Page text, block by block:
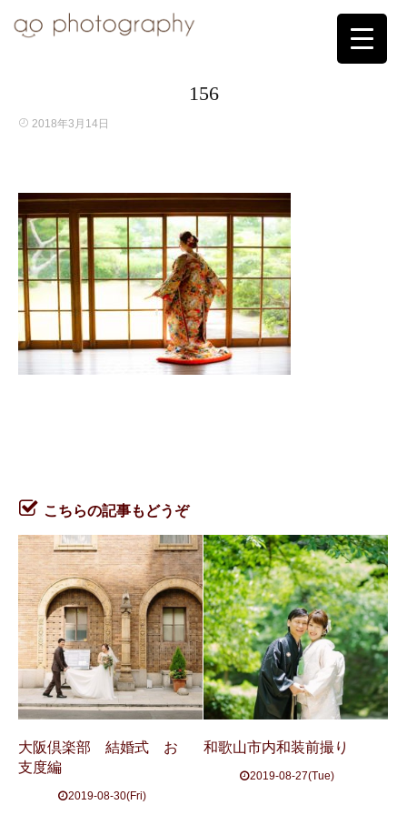
156
2018年3月14日
こちらの記事もどうぞ
大阪倶楽部 結婚式 お
支度編
2019-08-30(Fri)
和歌山市内和装前撮り
2019-08-27(Tue)